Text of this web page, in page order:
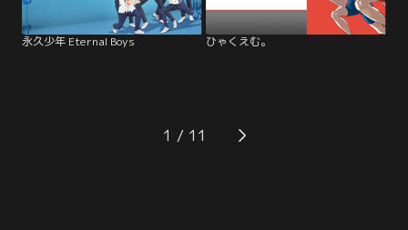
永久少年 Eternal Boys ひゃくえむ。
1